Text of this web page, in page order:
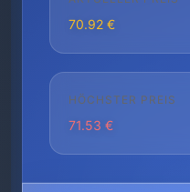
70.92 €
HÖCHSTER PREIS
71.53 €